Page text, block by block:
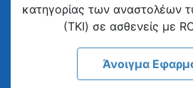
κατηγορίας των αναστολέων
(ΤΚΙ) σε ασθενείς με
Άνοιγμα